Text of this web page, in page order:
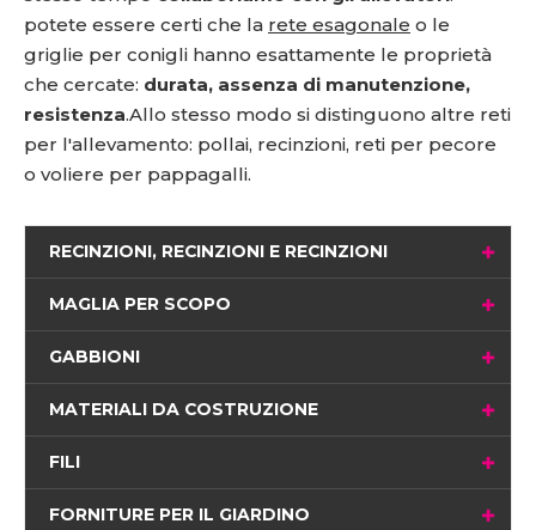
potete essere certi che la rete esagonale o le
griglie per conigli hanno esattamente le proprietà
che cercate: durata, assenza di manutenzione,
resistenza.Allo stesso modo si distinguono altre reti
per l'allevamento: pollai, recinzioni, reti per pecore
o voliere per pappagalli.
RECINZIONI, RECINZIONI E RECINZIONI
MAGLIA PER SCOPO
GABBIONI
MATERIALI DA COSTRUZIONE
FILI
FORNITURE PER IL GIARDINO